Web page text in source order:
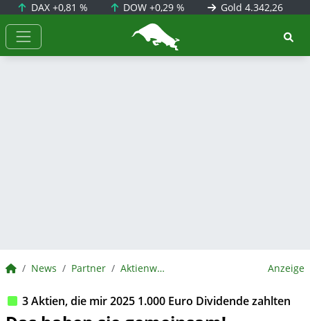
DAX +0,81 % DOW+0,29 % Gold 4.342,26
BörsenNEWS.de
BörsenNEWS.de
News Partner Aktienwelt360 Anzeige
3 Aktien, die mir 2025 1.000 Euro Dividende zahlten